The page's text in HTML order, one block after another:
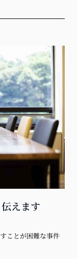
えます
ことが困難な事件